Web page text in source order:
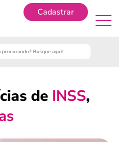
Cadastrar
de INSS,